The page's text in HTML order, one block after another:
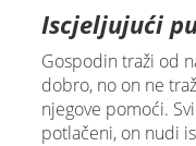
Iscjeljujući
Gospodin traži od
dobro, no on ne
njegove pomoći.
potlačeni, on nudi